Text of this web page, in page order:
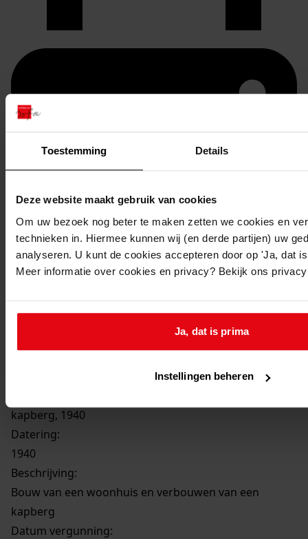
Toestemming Details
Deze website maakt gebruik van cookies
Om uw bezoek nog beter te maken zetten we cookies en
technieken in. Hiermee kunnen wij (en derde partijen) uw
analyseren. U kunt de cookies accepteren door op 'Ja, dat
Meer informatie over cookies en privacy? Bekijk ons
Ja, dat is prima
Instellingen beheren
Printen
duurzaam webadres
kapberg, 1940
Datering:
1940
Beschrijving:
Bouw van een woonhuis en verbouwen van een
kapberg
Datum vergunning: